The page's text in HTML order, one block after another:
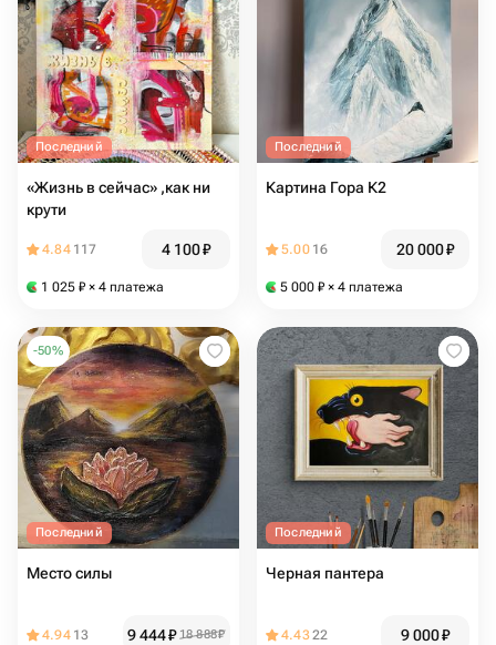
Последний
«Жизнь в сейчас» ,как ни
крути
4.84 117 4 100₽
1 025 ₽ × 4 платежа
Последний
Картина Гора К2
5.00 16 20 000₽
5 000 ₽ × 4 платежа
-50%
Последний
Место силы
4.94 13 9 444₽ 18 888₽
Последний
Черная пантера
4.4322 9 000₽